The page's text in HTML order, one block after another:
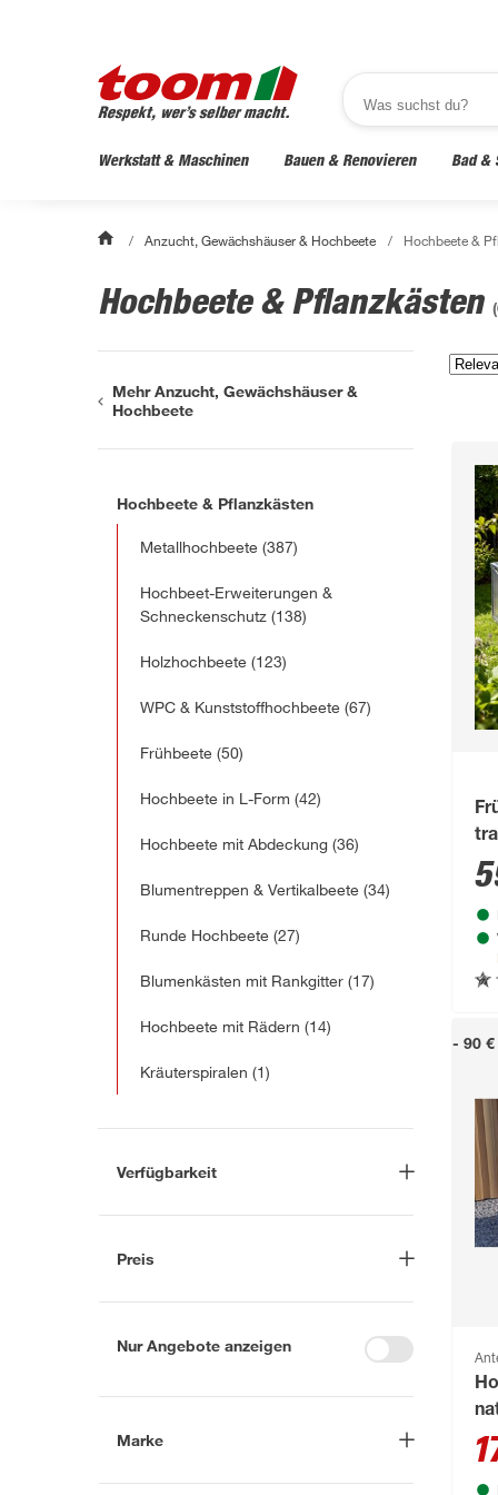
Werkstatt & Maschinen Bauen & Renovieren Bad &
/ Anzucht, Gewächshäuser & Hochbeete / Hochbeete &
Hochbeete & Pflanzkästen (
Mehr Anzucht, Gewächshäuser &
Hochbeete
Hochbeete & Pflanzkästen
Metallhochbeete (387)
Hochbeet-Erweiterungen &
Schneckenschutz (138)
Holzhochbeete (123)
WPC & Kunststoffhochbeete (67)
Frühbeete (50)
Hochbeete in L-Form (42)
Hochbeete mit Abdeckung (36)
Blumentreppen & Vertikalbeete (34)
Runde Hochbeete (27)
Blumenkästen mit Rankgitter (17)
Hochbeete mit Rädern (14)
Kräuterspiralen (1)
Verfügbarkeit
Lieferung nach Hause (394)
bestellbar (509)
Preis
Nur Angebote anzeigen
Marke
- 90 €